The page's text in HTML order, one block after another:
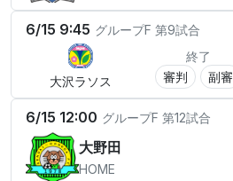
6/15 9:45 グループF 第9試合
大沢ラソス
終了
審判
副審
6/15 12:00 グループF 第12試合
大野田
HOME